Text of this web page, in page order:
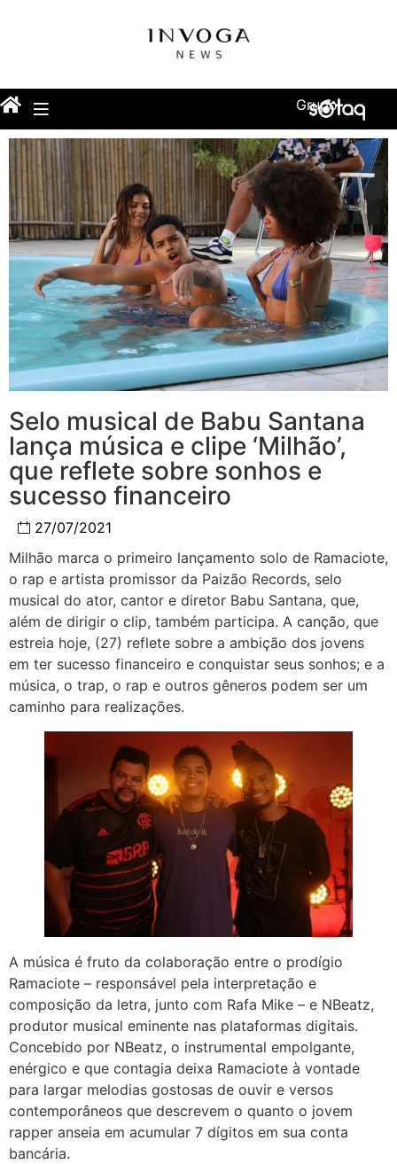
Grupo
Selo musical de Babu Santana
lança música e clipe ‘Milhão’,
que reflete sobre sonhos e
sucesso financeiro
27/07/2021
Milhão marca o primeiro lançamento solo de Ramaciote,
o rap e artista promissor da Paizão Records, selo
musical do ator, cantor e diretor Babu Santana, que,
além de dirigir o clip, também participa. A canção, que
estreia hoje, (27) reflete sobre a ambição dos jovens
em ter sucesso financeiro e conquistar seus sonhos; e a
música, o trap, o rap e outros gêneros podem ser um
caminho para realizações.
A música é fruto da colaboração entre o prodígio
Ramaciote – responsável pela interpretação e
composição da letra, junto com Rafa Mike – e NBeatz,
produtor musical eminente nas plataformas digitais.
Concebido por NBeatz, o instrumental empolgante,
enérgico e que contagia deixa Ramaciote à vontade
para largar melodias gostosas de ouvir e versos
contemporâneos que descrevem o quanto o jovem
rapper anseia em acumular 7 dígitos em sua conta
bancária.